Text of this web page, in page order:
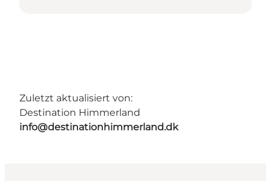
Zuletzt aktualisiert von:
Destination Himmerland
info@destinationhimmerland.dk